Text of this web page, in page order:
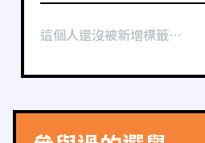
這個人還沒被新增標籤⋯